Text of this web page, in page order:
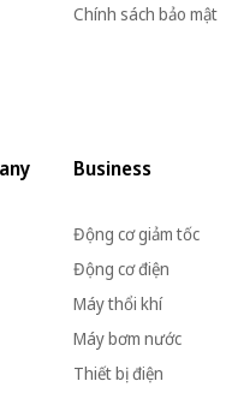
Chính sách bảo mật
Business
Động cơ giảm tốc
Động cơ điện
Máy thổi khí
Máy bơm nước
Thiết bị điện